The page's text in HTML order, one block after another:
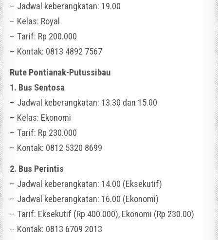
– Jadwal keberangkatan: 19.00
– Kelas: Royal
– Tarif: Rp 200.000
– Kontak: 0813 4892 7567
Rute Pontianak-Putussibau
1. Bus Sentosa
– Jadwal keberangkatan: 13.30 dan 15.00
– Kelas: Ekonomi
– Tarif: Rp 230.000
– Kontak: 0812 5320 8699
2. Bus Perintis
– Jadwal keberangkatan: 14.00 (Eksekutif)
– Jadwal keberangkatan: 16.00 (Ekonomi)
– Tarif: Eksekutif (Rp 400.000), Ekonomi (Rp 230.00)
– Kontak: 0813 6709 2013